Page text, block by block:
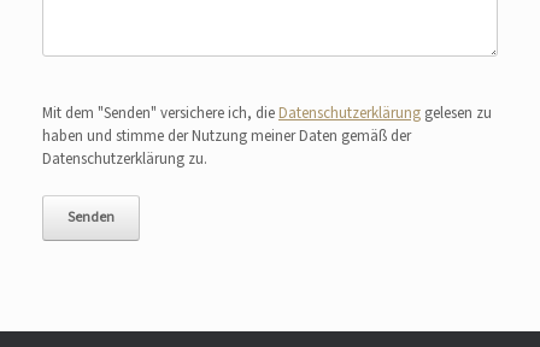
Mit dem "Senden" versichere ich, die Datenschutzerklärung gelesen zu
haben und stimme der Nutzung meiner Daten gemäß der
Datenschutzerklärung zu.